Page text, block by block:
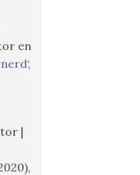
en
‘,
|